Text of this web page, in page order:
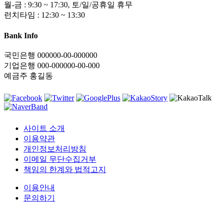
월-금 : 9:30 ~ 17:30, 토/일/공휴일 휴무
런치타임 : 12:30 ~ 13:30
Bank Info
국민은행 000000-00-000000
기업은행 000-000000-00-000
예금주 홍길동
사이트 소개
이용약관
개인정보처리방침
이메일 무단수집거부
책임의 한계와 법적고지
이용안내
문의하기